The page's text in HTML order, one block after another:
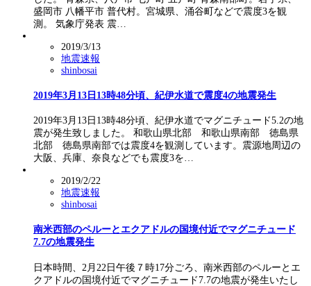
盛岡市 八幡平市 普代村。宮城県、涌谷町などで震度3を観
測。 気象庁発表 震…
2019/3/13
地震速報
shinbosai
2019年3月13日13時48分頃、紀伊水道で震度4の地震発生
2019年3月13日13時48分頃、紀伊水道でマグニチュード5.2の地
震が発生致しました。 和歌山県北部 和歌山県南部 徳島県
北部 徳島県南部では震度4を観測しています。震源地周辺の
大阪、兵庫、奈良などでも震度3を…
2019/2/22
地震速報
shinbosai
南米西部のペルーとエクアドルの国境付近でマグニチュード
7.7の地震発生
日本時間、2月22日午後７時17分ごろ、南米西部のペルーとエ
クアドルの国境付近でマグニチュード7.7の地震が発生いたし